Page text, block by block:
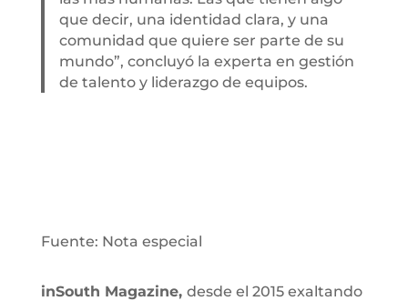
que decir, una identidad clara, y una
comunidad que quiere ser parte de su
mundo”, concluyó la experta en gestión
de talento y liderazgo de equipos.
Fuente: Nota especial
inSouth Magazine, desde el 2015 exaltando